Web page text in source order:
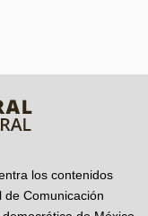
los contenidos
de Comunicación